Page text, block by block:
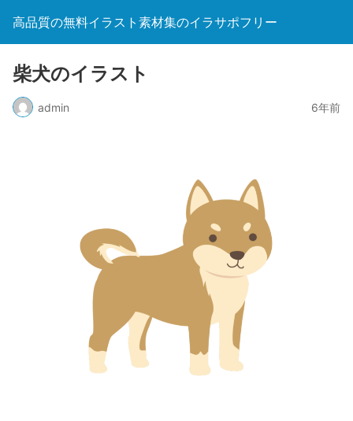
高品質の無料イラスト素材集のイラサポフリー
柴犬のイラスト
admin 6年前